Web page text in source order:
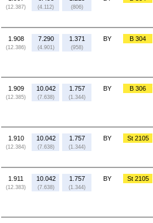
(12.387) (4.112) (806)
1.908
(12.386)
7.290
(4.901)
1.371
(958)
BY B 304
1.909
(12.385)
10.042
(7.638)
1.757
(1.344)
BY B 306
1.910
(12.384)
10.042
(7.638)
1.757
(1.344)
BY St 2105
1.911
(12.383)
10.042
(7.638)
1.757
(1.344)
BY St 2105